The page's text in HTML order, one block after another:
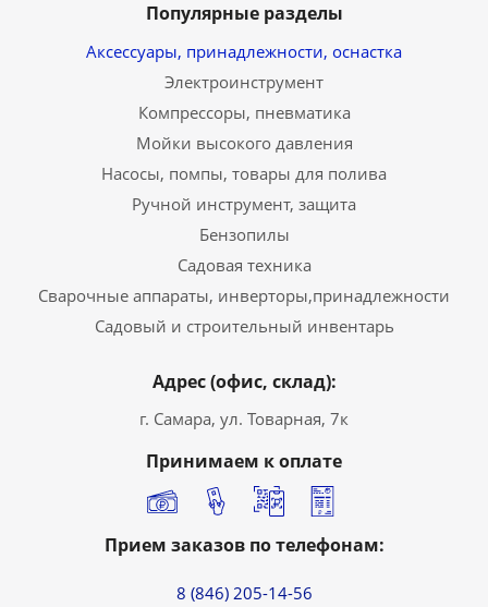
Популярные разделы
Аксессуары, принадлежности, оснастка
Электроинструмент
Компрессоры, пневматика
Мойки высокого давления
Насосы, помпы, товары для полива
Ручной инструмент, защита
Бензопилы
Садовая техника
Сварочные аппараты, инверторы,принадлежности
Садовый и строительный инвентарь
Адрес (офис, склад):
г. Самара, ул. Товарная, 7к
Принимаем к оплате
Прием заказов по телефонам:
8 (846) 205-14-56